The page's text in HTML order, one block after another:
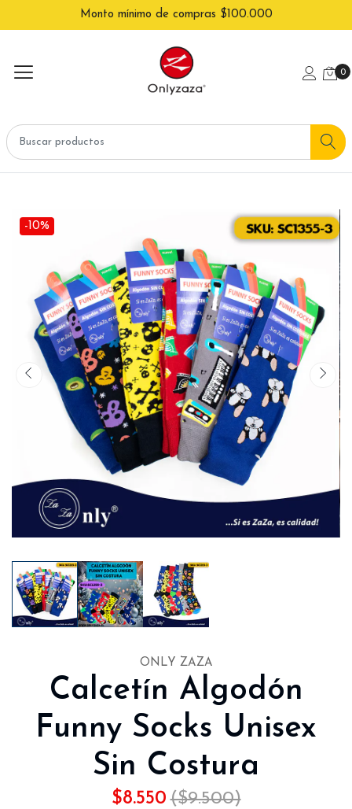
Monto mínimo de compras $100.000
0
-10%
ONLY ZAZA
Calcetín Algodón
Funny Socks Unisex
Sin Costura
$8.550 ($9.500)